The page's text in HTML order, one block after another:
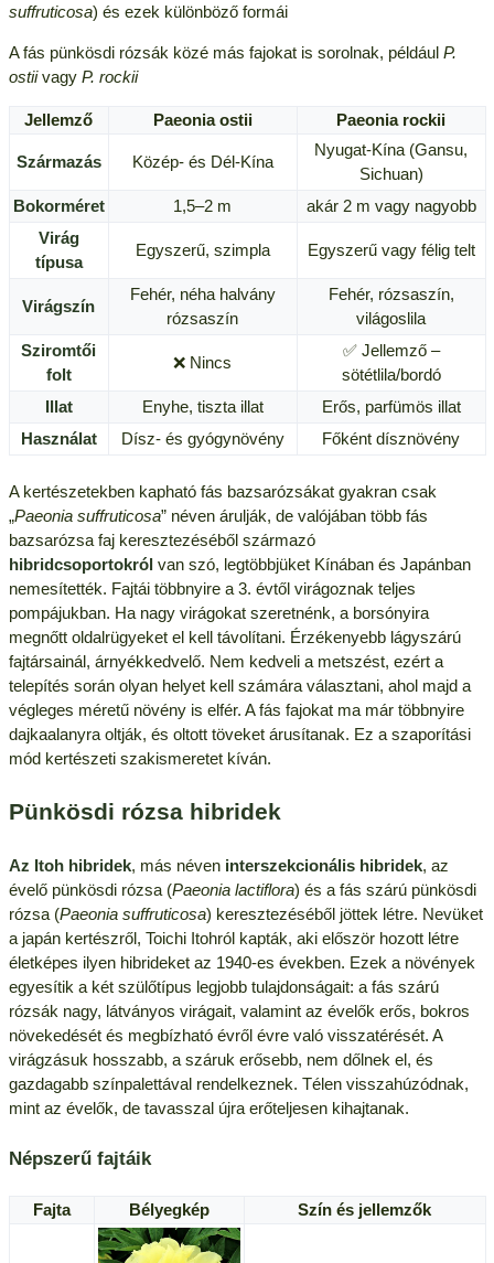
suffruticosa) és ezek különböző formái
A fás pünkösdi rózsák közé más fajokat is sorolnak, például P.
ostiivagy P. rockii
Jellemző Paeonia ostii Paeonia rockii
Származás Közép- és Dél-Kína
Nyugat-Kína (Gansu,
Sichuan)
Bokorméret
1,5–2 m
akár 2 m vagy nagyobb
Virág
típusa
Egyszerű, szimpla Egyszerű vagy félig telt
Virágszín
Fehér, néha halvány
rózsaszín
Fehér, rózsaszín,
világoslila
Sziromtői
folt
❌ Nincs
✅ Jellemző –
sötétlila/bordó
Illat
Enyhe, tiszta illat
Erős, parfümös illat
Használat
Dísz- és gyógynövény Főként dísznövény
A kertészetekben kapható fás bazsarózsákat gyakran csak
„Paeonia suffruticosa” néven árulják, de valójában több fás
bazsarózsa faj keresztezéséből származó
hibridcsoportokrólvan szó, legtöbbjüket Kínában és Japánban
nemesítették. Fajtái többnyire a 3. évtől virágoznak teljes
pompájukban. Ha nagy virágokat szeretnénk, a borsónyira
megnőtt oldalrügyeket el kell távolítani. Érzékenyebb lágyszárú
fajtársainál, árnyékkedvelő. Nem kedveli a metszést, ezért a
telepítés során olyan helyet kell számára választani, ahol majd a
végleges méretű növény is elfér. A fás fajokat ma már többnyire
dajkaalanyra oltják, és oltott töveket árusítanak. Ez a szaporítási
mód kertészeti szakismeretet kíván.
Pünkösdi rózsa hibridek
Az Itoh hibridek, más néven interszekcionális hibridek, az
évelő pünkösdi rózsa (Paeonia lactiflora) és a fás szárú pünkösdi
rózsa (Paeonia suffruticosa) keresztezéséből jöttek létre. Nevüket
a japán kertészről, Toichi Itohról kapták, aki először hozott létre
életképes ilyen hibrideket az 1940-es években. Ezek a növények
egyesítik a két szülőtípus legjobb tulajdonságait: a fás szárú
rózsák nagy, látványos virágait, valamint az évelők erős, bokros
növekedését és megbízható évről évre való visszatérését. A
virágzásuk hosszabb, a száruk erősebb, nem dőlnek el, és
gazdagabb színpalettával rendelkeznek. Télen visszahúzódnak,
mint az évelők, de tavasszal újra erőteljesen kihajtanak.
Népszerű fajtáik
Fajta Bélyegkép Szín és jellemzők